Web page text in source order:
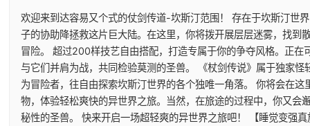
欢迎来到达容易又个式的仗剑传道-坎斯汀范围！ 存在于坎斯汀世
子的协助降拯救这片巨大陆。在这里，你将拨开展层层迷雾，找到
冒险。 超过200样技艺自由搭配，打造专属于你的争夺风格。正在
与它们并肩为战，共同检验莫测的圣兽。 《杖剑传说》属于独家
为冒险者，往自由探索坎斯汀世界的各个独唯一角落。 你将会在
物，体验轻松爽快的异世界之旅。当然，在旅途的过程中，你又会
秘性的圣兽。 快来开启一场超轻爽的异世界之旅吧！ 【睡觉变强